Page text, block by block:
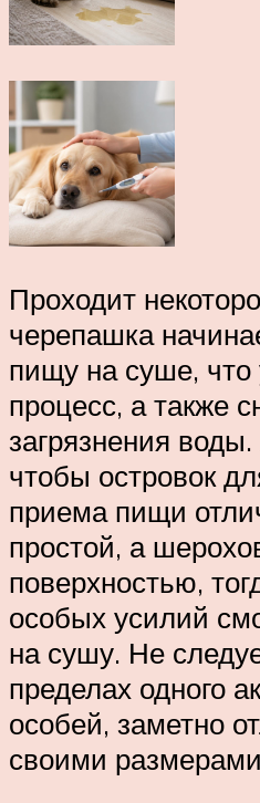
Проходит
черепашка
пищу на суше, что
процесс, а также
загрязнения
чтобы островок
приема пищи
простой, а
поверхностью,
особых усилий
на сушу. Не
пределах одного
особей, заметно
своими